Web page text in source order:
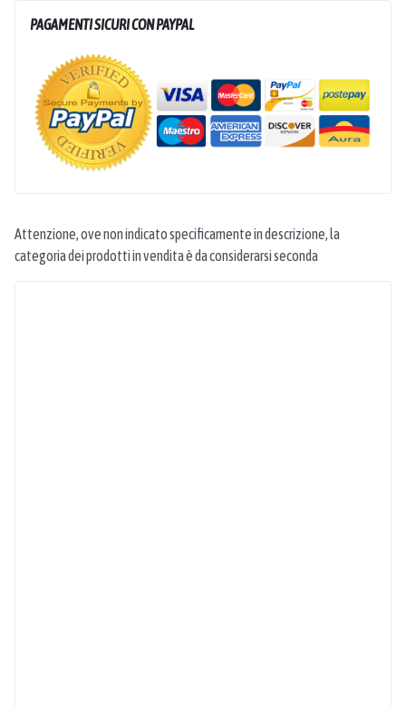
PAGAMENTI SICURI CON PAYPAL
Attenzione, ove non indicato specificamente in descrizione, la
categoria dei prodotti in vendita è da considerarsi seconda